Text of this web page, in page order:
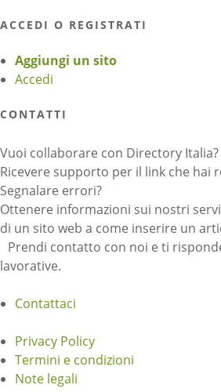
ACCEDI O REGISTRATI
Aggiungi un sito
Accedi
CONTATTI
Vuoi collaborare con Directory Italia?
Ricevere supporto per il link che hai
Segnalare errori?
Ottenere informazioni sui nostri
di un sito web a come inserire un
Prendi contatto con noi e ti
lavorative.
Contattaci
Privacy Policy
Termini e condizioni
Note legali